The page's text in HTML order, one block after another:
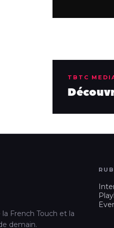
TBTC
French Touch et la
demain.